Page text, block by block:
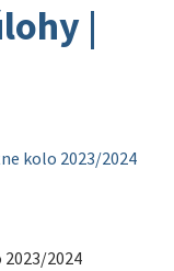
|
kolo 2023/2024
2024